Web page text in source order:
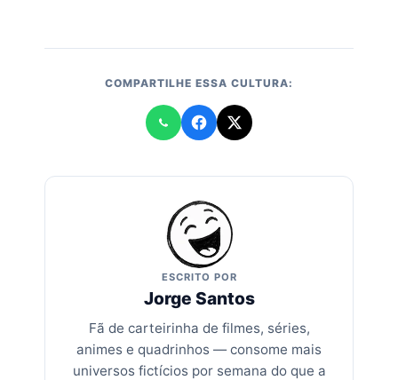
COMPARTILHE ESSA CULTURA:
ESCRITO POR
Jorge Santos
Fã de carteirinha de filmes, séries,
animes e quadrinhos — consome mais
universos fictícios por semana do que a